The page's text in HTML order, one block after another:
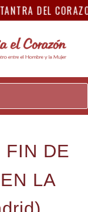
DEL
FIN DE
LA